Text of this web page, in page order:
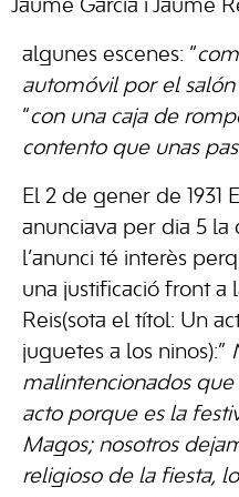
Jaume Garcia i Jaume
algunes escenes: “
automóvil por el
“con una caja de
contento que unas
El 2 de gener de 1931
anunciava per dia 5 la
l’anunci té interès
una justificació front a
Reis(sota el títol: Un
juguetes a los ninos):”
malintencionados que
acto porque es la
Magos; nosotros
religioso de la fiesta,